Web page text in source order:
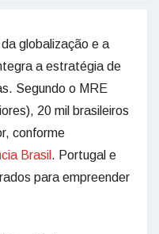
globalização e a
a estratégia de
Segundo o MRE
20 mil brasileiros
conforme
Brasil . Portugal e
para empreender